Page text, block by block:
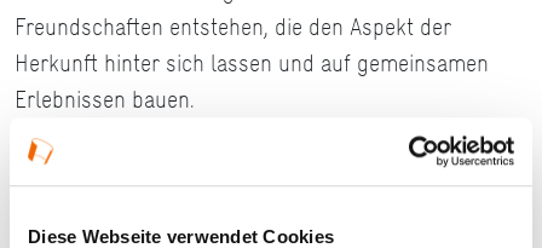
Diese Webseite verwendet Cookies
Freundschaften entstehen, die den Aspekt der
Herkunft hinter sich lassen und auf gemeinsamen
Erlebnissen bauen.
Weitere Infos unter:
www.stadt-buedingen.de